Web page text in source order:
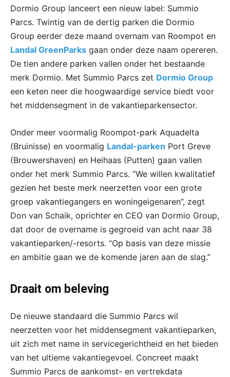
Dormio Group lanceert een nieuw label: Summio
Parcs. Twintig van de dertig parken die Dormio
Group eerder deze maand overnam van Roompot en
Landal GreenParks gaan onder deze naam opereren.
De tien andere parken vallen onder het bestaande
merk Dormio. Met Summio Parcs zet Dormio Group
een keten neer die hoogwaardige service biedt voor
het middensegment in de vakantieparkensector.
Onder meer voormalig Roompot-park Aquadelta
(Bruinisse) en voormalig Landal-parken Port Greve
(Brouwershaven) en Heihaas (Putten) gaan vallen
onder het merk Summio Parcs. “We willen kwalitatief
gezien het beste merk neerzetten voor een grote
groep vakantiegangers en woningeigenaren”, zegt
Don van Schaik, oprichter en CEO van Dormio Group,
dat door de overname is gegroeid van acht naar 38
vakantieparken/-resorts. “Op basis van deze missie
en ambitie gaan we de komende jaren aan de slag.”
Draait om beleving
De nieuwe standaard die Summio Parcs wil
neerzetten voor het middensegment vakantieparken,
uit zich met name in servicegerichtheid en het bieden
van het ultieme vakantiegevoel. Concreet maakt
Summio Parcs de aankomst- en vertrekdata